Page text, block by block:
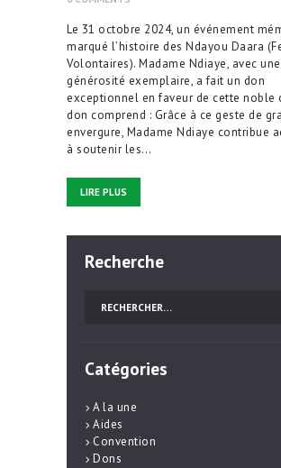
Le 31 octobre 2024, un événement
marqué l’histoire des Ndayou Daara
Volontaires). Madame Ndiaye, avec une
générosité exemplaire, a fait un don
exceptionnel en faveur de cette noble
don comprend : Grâce à ce geste de
envergure, Madame Ndiaye contribue
à soutenir les…
LIRE PLUS
Recherche
Catégories
A la une
Aides
Convention
Dons